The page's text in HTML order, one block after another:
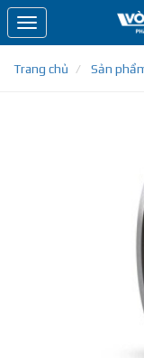
Toggle
navigation
Trang chủ
Sản